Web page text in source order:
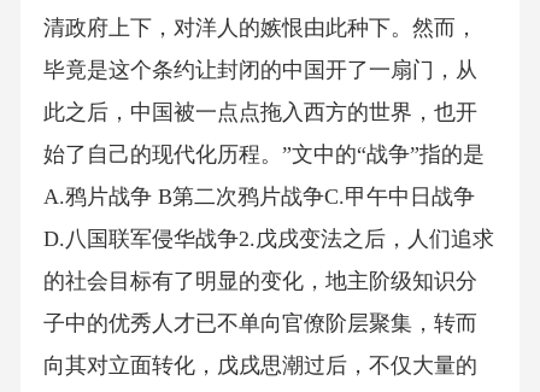
清政府上下，对洋人的嫉恨由此种下。然而，
毕竟是这个条约让封闭的中国开了一扇门，从
此之后，中国被一点点拖入西方的世界，也开
始了自己的现代化历程。”文中的“战争”指的是
A.鸦片战争 B第二次鸦片战争C.甲午中日战争
D.八国联军侵华战争2.戊戌变法之后，人们追求
的社会目标有了明显的变化，地主阶级知识分
子中的优秀人才已不单向官僚阶层聚集，转而
向其对立面转化，戊戌思潮过后，不仅大量的